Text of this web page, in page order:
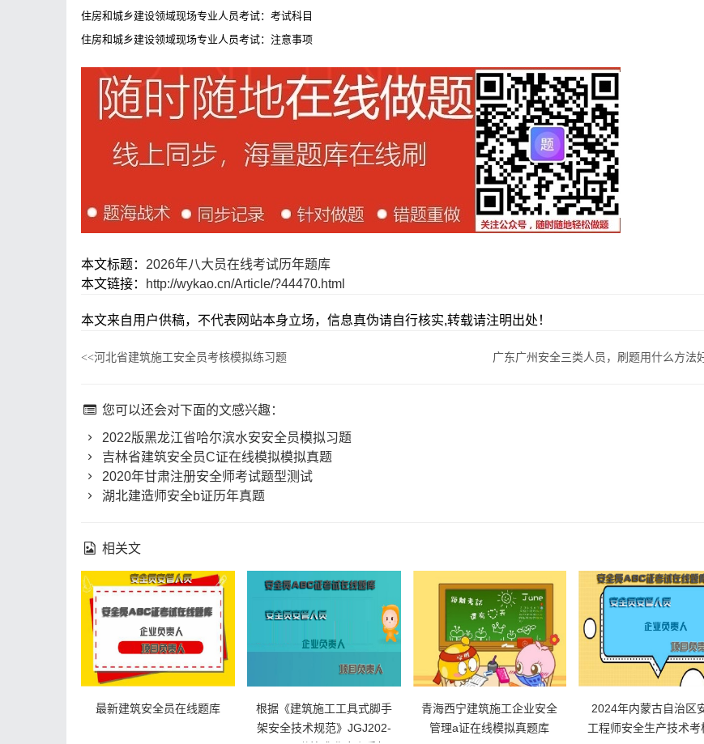
住房和城乡建设领域现场专业人员考试：考试科目
住房和城乡建设领域现场专业人员考试：注意事项
本文标题： 2026年八大员在线考试历年题库
本文链接：
http://wykao.cn/Article/?44470.html
本文来自用户供稿，不代表网站本身立场，信息真伪请自行核实,转载请注明出处！
<<河北省建筑施工安全员考核模拟练习题 广东广州安全三类人员，刷题用什么方法
您可以还会对下面的文感兴趣：
2022版黑龙江省哈尔滨水安安全员模拟习题
吉林省建筑安全员C证在线模拟模拟真题
2020年甘肃注册安全师考试题型测试
湖北建造师安全b证历年真题
相关文
最新建筑安全员在线题库
根据《建筑施工工具式脚手
架安全技术规范》JGJ202-
青海西宁建筑施工企业安全
管理a证在线模拟真题库
2024年内蒙古自治区
工程师安全生产技术考